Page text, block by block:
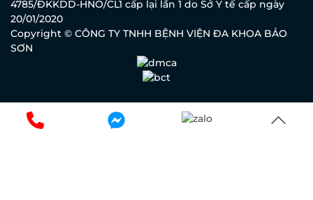
4785/ĐKKDD-HNO/CL1 cấp lại lần 1 do Sở Y tế cấp ngày
20/01/2020
Copyright © CÔNG TY TNHH BỆNH VIỆN ĐA KHOA BẢO
SƠN